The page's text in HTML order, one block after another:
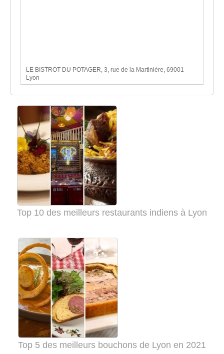
LE BISTROT DU POTAGER, 3, rue de la Martinière, 69001
Lyon
Top 10 des meilleurs restaurants indiens à Lyon
Top 5 des meilleurs bouchons de Lyon en 2021